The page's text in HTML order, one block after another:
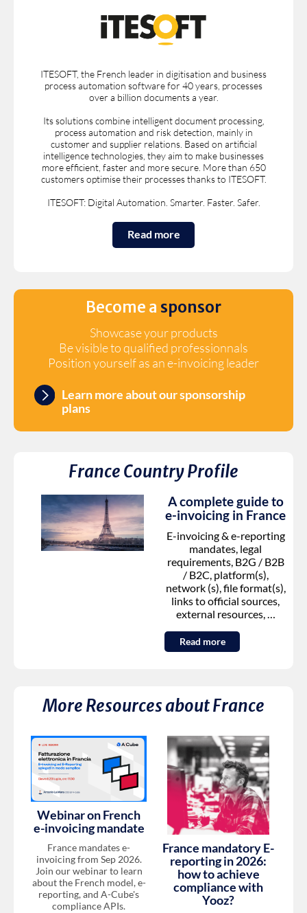
ITESOFT, the French leader in digitisation and business
process automation software for 40 years, processes
over a billion documents a year.
Its solutions combine intelligent document processing,
process automation and risk detection, mainly in
customer and supplier relations. Based on artificial
intelligence technologies, they aim to make businesses
more efficient, faster and more secure. More than 650
customers optimise their processes thanks to ITESOFT.
ITESOFT: Digital Automation. Smarter. Faster. Safer.
Read more
Become a sponsor
Showcase your products
Be visible to qualified professionnals
Position yourself as an e-invoicing leader
Learn more about our sponsorship
plans
FranceCountry Profile
A complete guide to
e-invoicing in France
E-invoicing & e-reporting
mandates, legal
requirements, B2G / B2B
/ B2C, platform(s),
network (s), file format(s),
links to official sources,
external resources, …
Read more
More Resources aboutFrance
Webinar on French
e-invoicing mandate
France mandates e-
invoicing from Sep 2026.
Join our webinar to learn
about the French model, e-
reporting, and A-Cube's
compliance APIs.
France mandatory E-
reporting in 2026:
how to achieve
compliance with
Yooz?